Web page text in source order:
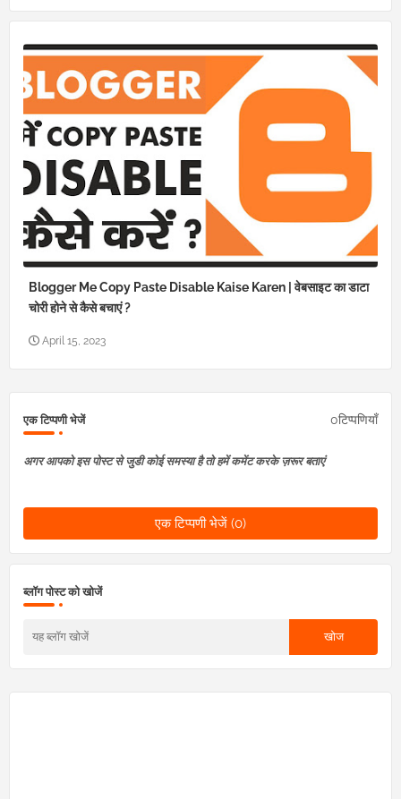
pp
Blogger Me Copy Paste Disable Kaise Karen | वेबसाइट का डाटा
चोरी होने से कैसे बचाएं ?
April 15, 2023
एक टिप्पणी भेजें 0टिप्पणियाँ
अगर आपको इस पोस्ट से जुडी कोई समस्या है तो हमें कमेंट करके ज़रूर बताएं
एक टिप्पणी भेजें (0)
ब्लॉग पोस्ट को खोजें